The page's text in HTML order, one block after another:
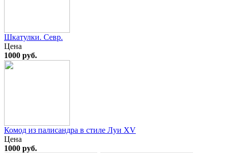
Шкатулки. Севр.
Цена
1000 руб.
Комод из палисандра в стиле Луи XV
Цена
1000 руб.